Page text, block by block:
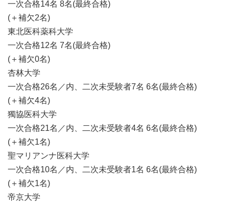
一次合格14名 8名(最終合格)
(＋補欠2名)
東北医科薬科大学
一次合格12名 7名(最終合格)
(＋補欠0名)
杏林大学
一次合格26名／内、二次未受験者7名 6名(最終合格)
(＋補欠4名)
獨協医科大学
一次合格21名／内、二次未受験者4名 6名(最終合格)
(＋補欠1名)
聖マリアンナ医科大学
一次合格10名／内、二次未受験者1名 6名(最終合格)
(＋補欠1名)
帝京大学